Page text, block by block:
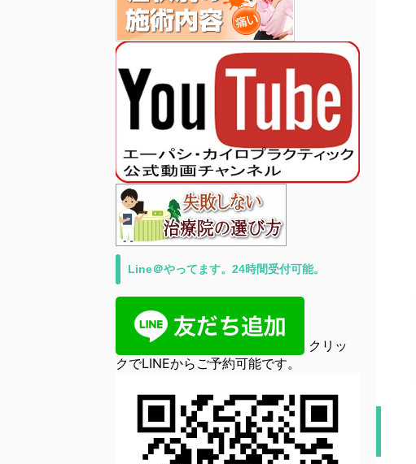
Line＠やってます。24時間受付可能。
クリッ
クでLINEからご予約可能です。